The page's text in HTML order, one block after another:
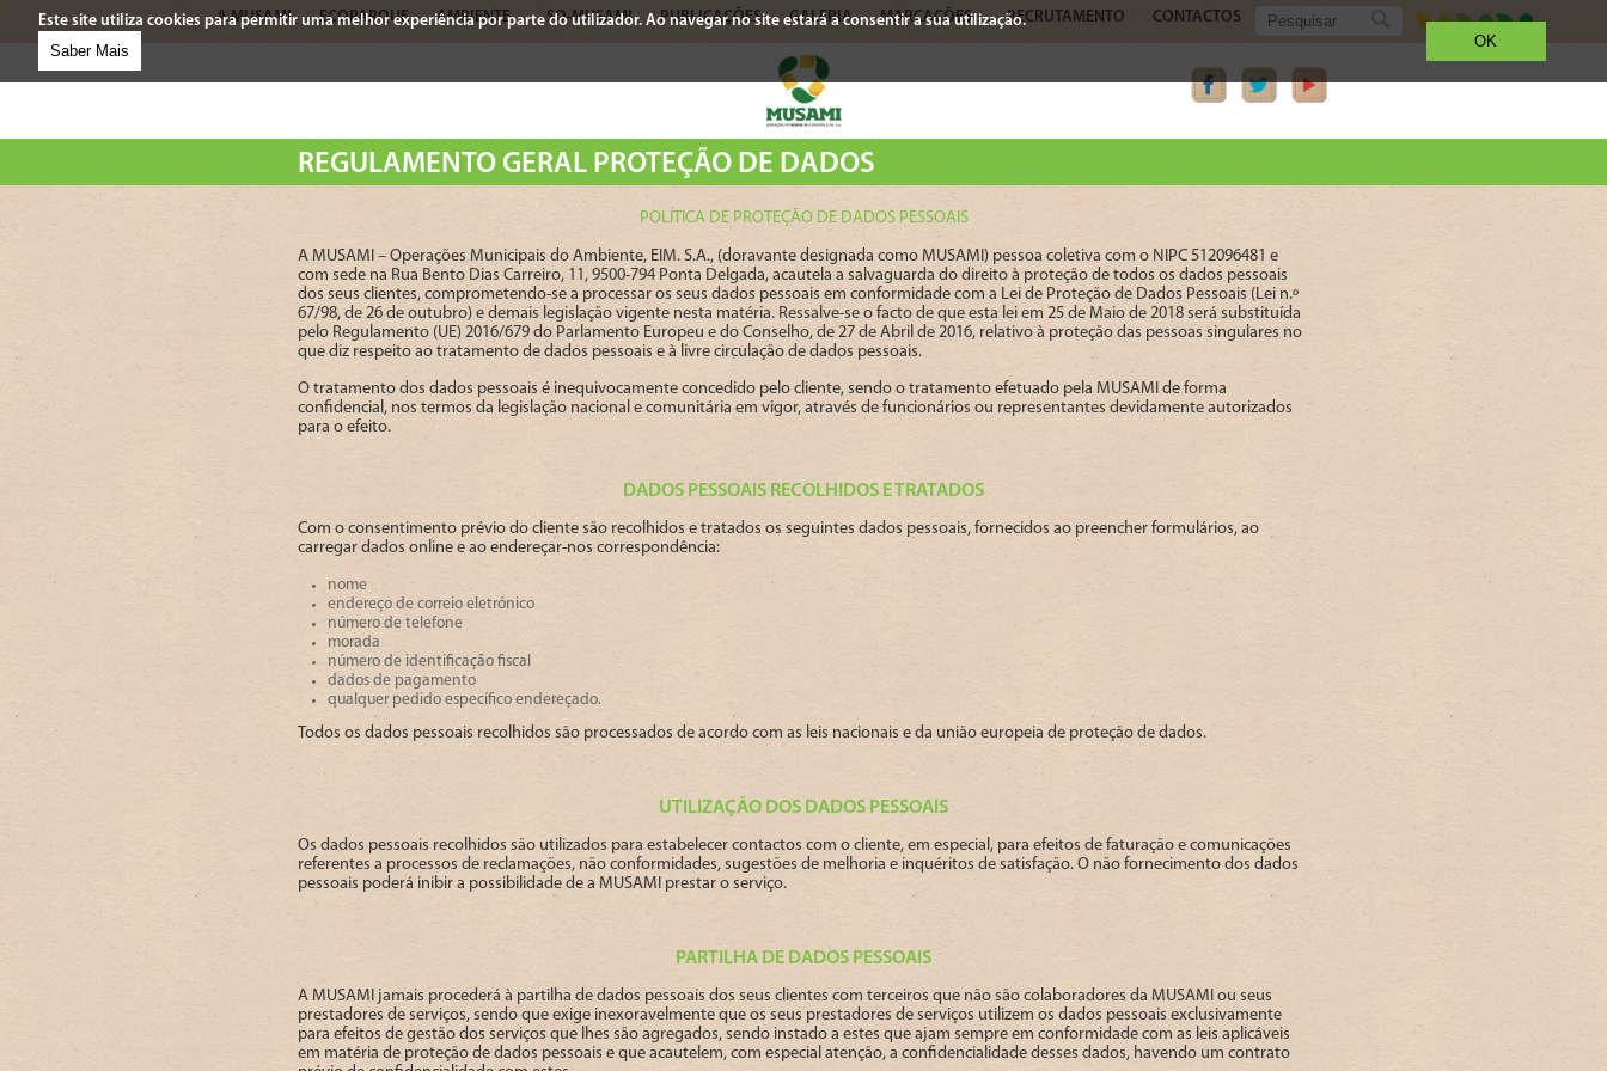
Este site utiliza cookies para permitir uma melhor experiência por parte do utilizador. Ao navegar no site estará a consentir a sua utilização.
Saber Mais
OK
A MUSAMI ECOPARQUE AMBIENTE SO-MUSAMI PUBLICAÇÕES GALERIA MARCAÇÕES RECRUTAMENTO CONTACTOS
REGULAMENTO GERAL PROTEÇÃO DE DADOS
POLÍTICA DE PROTEÇÃO DE DADOS PESSOAIS
A MUSAMI – Operações Municipais do Ambiente, EIM. S.A., (doravante designada como MUSAMI) pessoa coletiva com o NIPC 512096481 e
com sede na Rua Bento Dias Carreiro, 11, 9500-794 Ponta Delgada, acautela a salvaguarda do direito à proteção de todos os dados pessoais
dos seus clientes, comprometendo-se a processar os seus dados pessoais em conformidade com a Lei de Proteção de Dados Pessoais (Lei n.º
67/98, de 26 de outubro) e demais legislação vigente nesta matéria. Ressalve-se o facto de que esta lei em 25 de Maio de 2018 será substituída
pelo Regulamento (UE) 2016/679 do Parlamento Europeu e do Conselho, de 27 de Abril de 2016, relativo à proteção das pessoas singulares no
que diz respeito ao tratamento de dados pessoais e à livre circulação de dados pessoais.
O tratamento dos dados pessoais é inequivocamente concedido pelo cliente, sendo o tratamento efetuado pela MUSAMI de forma
confidencial, nos termos da legislação nacional e comunitária em vigor, através de funcionários ou representantes devidamente autorizados
para o efeito.
DADOS PESSOAIS RECOLHIDOS E TRATADOS
Com o consentimento prévio do cliente são recolhidos e tratados os seguintes dados pessoais, fornecidos ao preencher formulários, ao
carregar dados online e ao endereçar-nos correspondência:
nome
endereço de correio eletrónico
número de telefone
morada
número de identificação fiscal
dados de pagamento
qualquer pedido específico endereçado.
Todos os dados pessoais recolhidos são processados de acordo com as leis nacionais e da união europeia de proteção de dados.
UTILIZAÇÃO DOS DADOS PESSOAIS
Os dados pessoais recolhidos são utilizados para estabelecer contactos com o cliente, em especial, para efeitos de faturação e comunicações
referentes a processos de reclamações, não conformidades, sugestões de melhoria e inquéritos de satisfação. O não fornecimento dos dados
pessoais poderá inibir a possibilidade de a MUSAMI prestar o serviço.
PARTILHA DE DADOS PESSOAIS
A MUSAMI jamais procederá à partilha de dados pessoais dos seus clientes com terceiros que não são colaboradores da MUSAMI ou seus
prestadores de serviços, sendo que exige inexoravelmente que os seus prestadores de serviços utilizem os dados pessoais exclusivamente
para efeitos de gestão dos serviços que lhes são agregados, sendo instado a estes que ajam sempre em conformidade com as leis aplicáveis
em matéria de proteção de dados pessoais e que acautelem, com especial atenção, a confidencialidade desses dados, havendo um contrato